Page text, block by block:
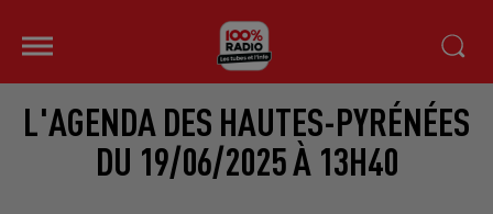
L'AGENDA DES HAUTES-PYRÉNÉES
DU 19/06/2025 À 13H40